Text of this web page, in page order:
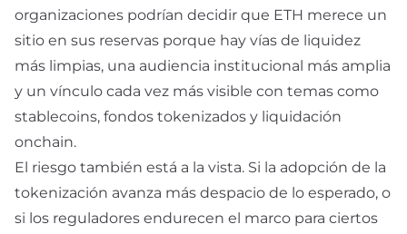
organizaciones podrían decidir que ETH merece un
sitio en sus reservas porque hay vías de liquidez
más limpias, una audiencia institucional más amplia
y un vínculo cada vez más visible con temas como
stablecoins, fondos tokenizados y liquidación
onchain.
El riesgo también está a la vista. Si la adopción de la
tokenización avanza más despacio de lo esperado, o
si los reguladores endurecen el marco para ciertos